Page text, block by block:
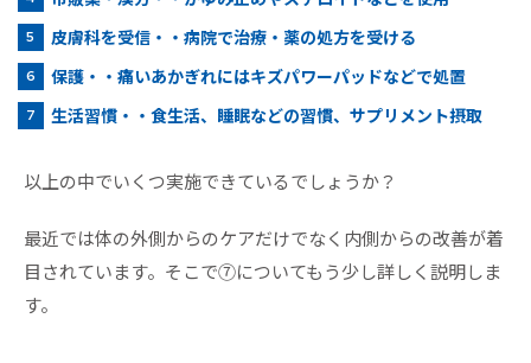
皮膚科を受信・・病院で治療・薬の処方を受ける
保護・・痛いあかぎれにはキズパワーパッドなどで処置
生活習慣・・食生活、睡眠などの習慣、サプリメント摂取
以上の中でいくつ実施できているでしょうか？
最近では体の外側からのケアだけでなく内側からの改善が着
目されています。そこで⑦についてもう少し詳しく説明しま
す。